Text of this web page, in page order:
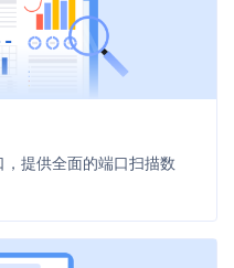
提供全面的端口扫描数